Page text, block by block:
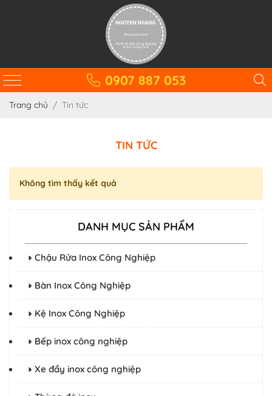
0907 887 053
Trang chủ Tin tức
TIN TỨC
Không tìm thấy kết quả
DANH MỤC SẢN PHẨM
Chậu Rửa Inox Công Nghiệp
Bàn Inox Công Nghiệp
Kệ Inox Công Nghiệp
Bếp inox công nghiệp
Xe đẩy inox công nghiệp